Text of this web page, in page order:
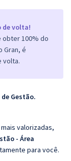
de volta!
obter 100% do
Gran, é
volta.
Gestão.
valorizadas,
- Área
para você.